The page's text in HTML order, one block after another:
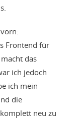
Frontend für
das
ich jedoch
ich mein
die
neu zu